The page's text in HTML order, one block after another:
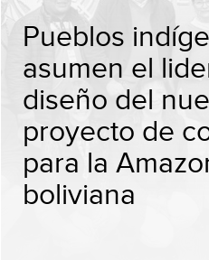
Pueblos
asumen el
diseño del
proyecto de
para la
boliviana